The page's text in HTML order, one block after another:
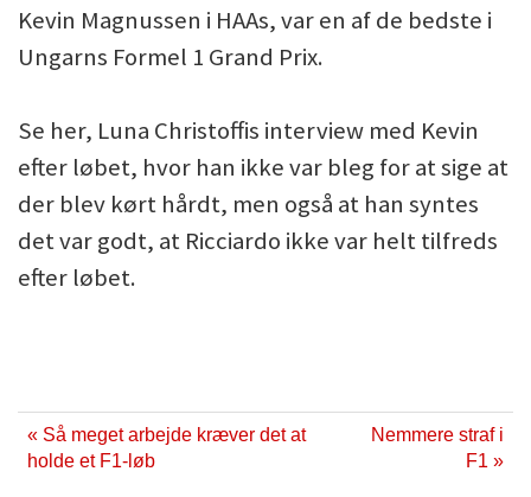
Kevin Magnussen i HAAs, var en af de bedste i
Ungarns Formel 1 Grand Prix.
Se her, Luna Christoffis interview med Kevin
efter løbet, hvor han ikke var bleg for at sige at
der blev kørt hårdt, men også at han syntes
det var godt, at Ricciardo ikke var helt tilfreds
efter løbet.
« Så meget arbejde kræver det at
holde et F1-løb
Nemmere straf i
F1 »